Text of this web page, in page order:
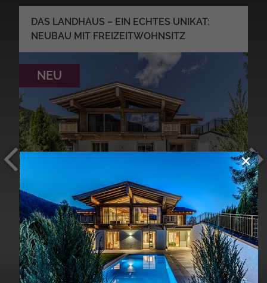
DAS LANDHAUS – EIN ECHTES UNIKAT:
NEUBAU MIT FREIZEITWOHNSITZ
NEU
YV040
×